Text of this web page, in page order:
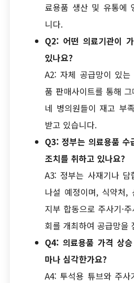
료용품 생산 및 유통에
니다.
Q2: 어떤 의료기관이
있나요?
A2: 자체 공급망이 있는
품 판매사이트를 통해
네 병의원들이 재고 부
받고 있습니다.
Q3: 정부는 의료용품 수
조치를 취하고 있나요?
A3: 정부는 사재기나 담
나설 예정이며, 식약처,
지부 합동으로 주사기·
회를 개최하여 공급망을
Q4: 의료용품 가격 상
마나 심각한가요?
A4: 투석용 튜브와 주